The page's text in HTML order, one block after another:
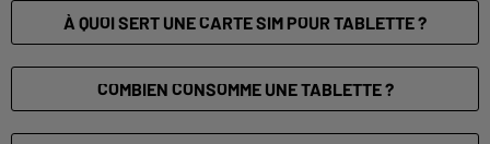
À QUOI SERT UNE CARTE SIM POUR TABLETTE ?
COMBIEN CONSOMME UNE TABLETTE ?